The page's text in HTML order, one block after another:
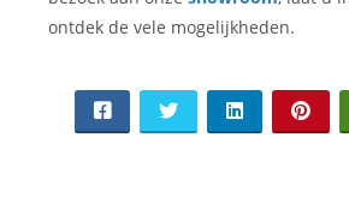
ontdek de vele mogelijkheden.